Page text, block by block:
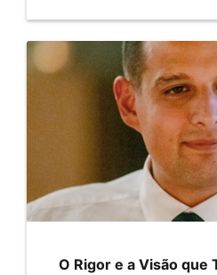
O Rigor e a Visão que